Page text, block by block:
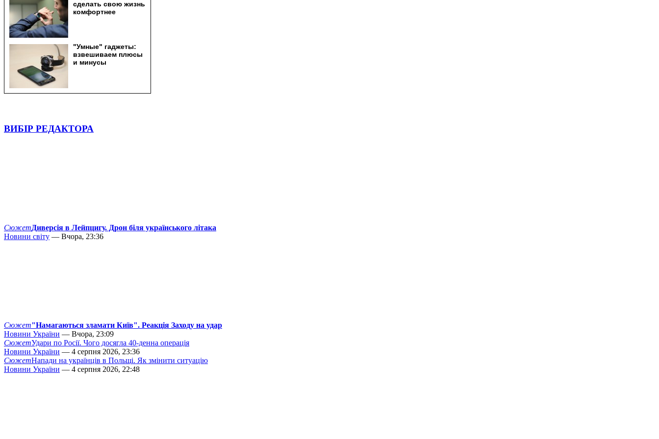
ВИБІР РЕДАКТОРА
СюжетДиверсія в Лейпцигу. Дрон біля українського літака
Новини світу — Вчора, 23:36
Сюжет"Намагаються зламати Київ". Реакція Заходу на удар
Новини України — Вчора, 23:09
СюжетУдари по Росії. Чого досягла 40-денна операція
Новини України — 4 серпня 2026, 23:36
СюжетНапади на українців в Польщі. Як змінити ситуацію
Новини України — 4 серпня 2026, 22:48